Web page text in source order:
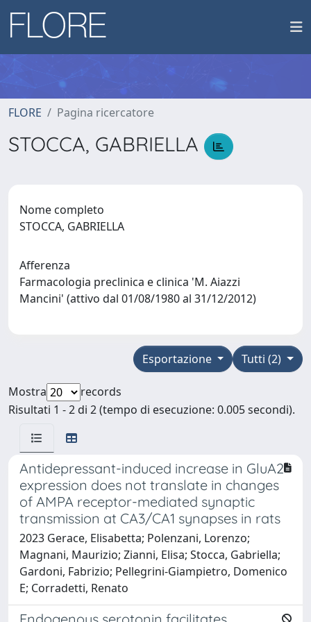
FLORE Pagina ricercatore
STOCCA, GABRIELLA
Nome completo
STOCCA, GABRIELLA
Afferenza
Farmacologia preclinica e clinica 'M. Aiazzi
Mancini' (attivo dal 01/08/1980 al 31/12/2012)
Tutti (2)
Esportazione
Mostra
records
Risultati 1 - 2 di 2 (tempo di esecuzione: 0.005 secondi).
Antidepressant-induced increase in GluA2
expression does not translate in changes
of AMPA receptor-mediated synaptic
transmission at CA3/CA1 synapses in rats
2023 Gerace, Elisabetta; Polenzani, Lorenzo;
Magnani, Maurizio; Zianni, Elisa; Stocca, Gabriella;
Gardoni, Fabrizio; Pellegrini-Giampietro, Domenico
E; Corradetti, Renato